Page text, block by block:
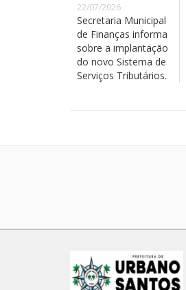
22/07/2026
Secretaria Municipal
de Finanças informa
sobre a implantação
do novo Sistema de
Serviços Tributários.